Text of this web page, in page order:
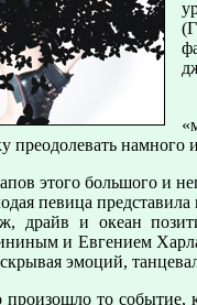
преодолевать намного
этого большого и
певица
драйв и океан
и Евгением
эмоций,
произошло то